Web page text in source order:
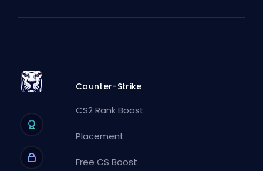
Counter-Strike
CS2 Rank Boost
Placement
Free CS Boost